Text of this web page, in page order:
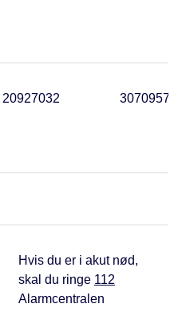
20927032 30709572
Hvis du er i akut nød,
skal du ringe 112
Alarmcentralen